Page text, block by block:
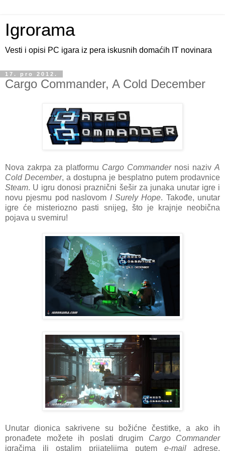
Igrorama
Vesti i opisi PC igara iz pera iskusnih domaćih IT novinara
17. pro 2012.
Cargo Commander, A Cold December
Nova zakrpa za platformu Cargo Commandernosi naziv A
Cold December, a dostupna je besplatno putem prodavnice
Steam. U igru donosi praznični šešir za junaka unutar igre i
novu pjesmu pod naslovom I Surely Hope. Takođe, unutar
igre će misteriozno pasti snijeg, što je krajnje neobična
pojava u svemiru!
Unutar dionica sakrivene su božićne čestitke, a ako ih
pronađete možete ih poslati drugim Cargo Commander
igračima ili ostalim prijateljima putem e-mailadrese.